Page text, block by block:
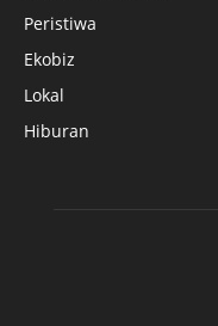
Peristiwa
Ekobiz
Lokal
Hiburan